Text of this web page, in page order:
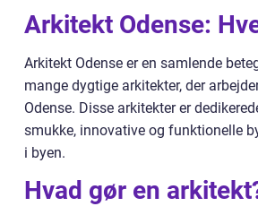
Arkitekt Odense:
Arkitekt Odense er en samlende
mange dygtige arkitekter, der
Odense. Disse arkitekter er
smukke, innovative og funktionelle
i byen.
Hvad gør en